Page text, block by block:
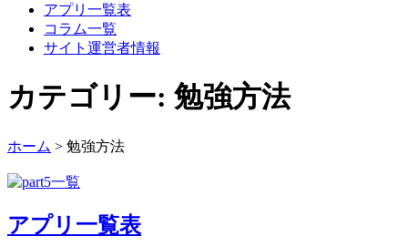
アプリ一覧表
コラム一覧
サイト運営者情報
カテゴリー: 勉強方法
ホーム > 勉強方法
アプリ一覧表